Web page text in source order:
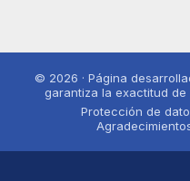
© 2026 · Página
garantiza la exactitud
Protección de